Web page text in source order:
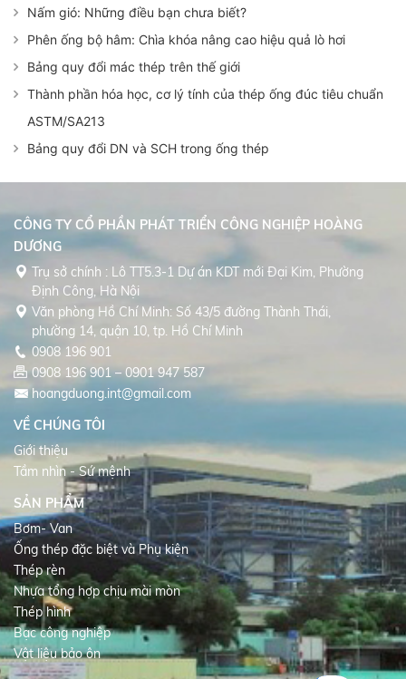
Nấm gió: Những điều bạn chưa biết?
Phên ống bộ hâm: Chìa khóa nâng cao hiệu quả lò hơi
Bảng quy đổi mác thép trên thế giới
Thành phần hóa học, cơ lý tính của thép ống đúc tiêu chuẩn
ASTM/SA213
Bảng quy đổi DN và SCH trong ống thép
CÔNG TY CỔ PHẦN PHÁT TRIỂN CÔNG NGHIỆP HOÀNG
DƯƠNG
Trụ sở chính : Lô TT5.3-1 Dự án KDT mới Đại Kim, Phường
Định Công, Hà Nội
Văn phòng Hồ Chí Minh: Số 43/5 đường Thành Thái,
phường 14, quận 10, tp. Hồ Chí Minh
0908 196 901
0908 196 901 – 0901 947 587
hoangduong.int@gmail.com
VỀ CHÚNG TÔI
Giới thiệu
Tầm nhìn - Sứ mệnh
SẢN PHẨM
Bơm- Van
Ống thép đặc biệt và Phụ kiện
Thép rèn
Nhựa tổng hợp chịu mài mòn
Thép hình
Bạc công nghiệp
Vật liệu bảo ôn